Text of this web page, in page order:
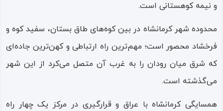
و نیمه‌ کوهستانی است.
محدوده شهر کرمانشاه در بین کوه‌های طاق‌ بستان، سفید کوه و
فرخشاد محصور است؛ مهم‌ترین راه ارتباطی و کهن‌ترین جاده‌‌ای
که شرق میان‌ رودان را به غرب آن متصل می‌کرد از این شهر
می‌گذشته است.
همسایگی کرمانشاه با عراق و قرارگیری در مرکز یک چهار راه